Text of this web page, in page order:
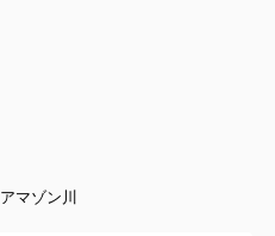
アマゾン川